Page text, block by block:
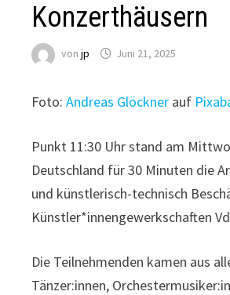
Konzerthäusern
vonjp Juni 21, 2025
Foto:Andreas Glöckner auf
Punkt 11:30 Uhr stand am
Deutschland für 30 Minuten die
und künstlerisch-technisch
Künstler*innengewerkschaften
Die Teilnehmenden kamen aus
Tänzer:innen,